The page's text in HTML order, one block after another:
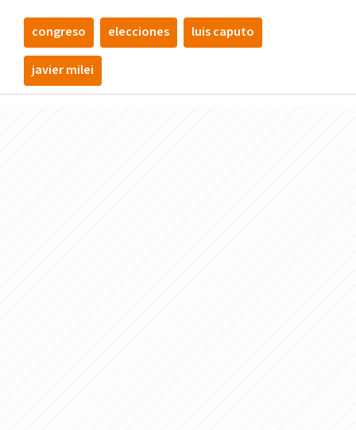
congreso elecciones luis caputo
javier milei